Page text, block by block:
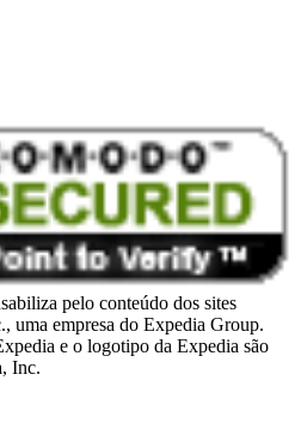
pelo conteúdo dos sites
uma empresa do Expedia Group.
e o logotipo da Expedia são
Inc.